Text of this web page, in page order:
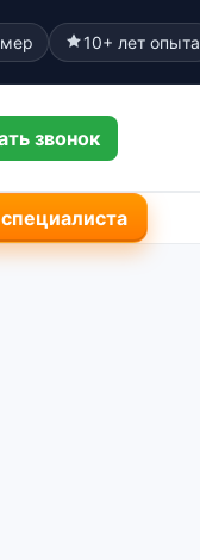
10+ лет опыта
звонок